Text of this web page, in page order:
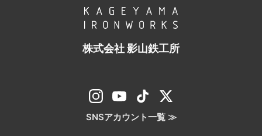
株式会社 影山鉄工所
SNSアカウント一覧 ≫